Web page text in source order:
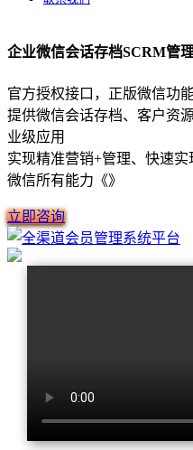
企业微信会话存档SCRM管
官方授权接口，正版微信功
提供微信会话存档、客户资
业级应用
实现精准营销+管理、快速
微信所有能力《》
立即咨询